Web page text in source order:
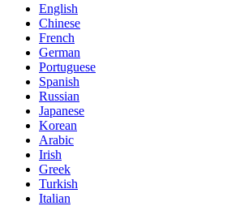
English
Chinese
French
German
Portuguese
Spanish
Russian
Japanese
Korean
Arabic
Irish
Greek
Turkish
Italian